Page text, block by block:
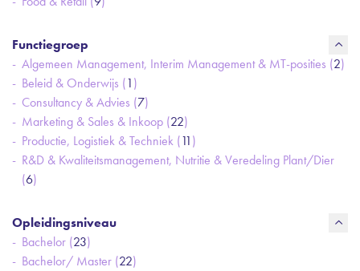
Functiegroep
Algemeen Management, Interim Management & MT-posities (2)
Beleid & Onderwijs (1)
Consultancy & Advies (7)
Marketing & Sales & Inkoop (22)
Productie, Logistiek & Techniek (11)
R&D & Kwaliteitsmanagement, Nutritie & Veredeling Plant/Dier
(6)
Opleidingsniveau
Bachelor (23)
Bachelor/ Master (22)